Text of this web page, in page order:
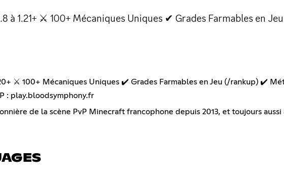
à 1.21+ ⚔ 100+ Mécaniques Uniques ✔ Grades Farmables en
⚔️ 100+ Mécaniques Uniques ✔️ Grades Farmables en Jeu (/rankup) ✔️
: play.bloodsymphony.fr
de la scène PvP Minecraft francophone depuis 2013, et toujours aussi